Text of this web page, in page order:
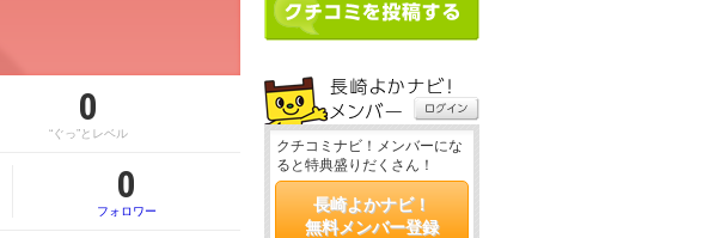
0
“ぐっ”とレベル
0
フォロワー
クチコミナビ！メンバーにな
ると特典盛りだくさん！
長崎よかナビ！
無料メンバー登録